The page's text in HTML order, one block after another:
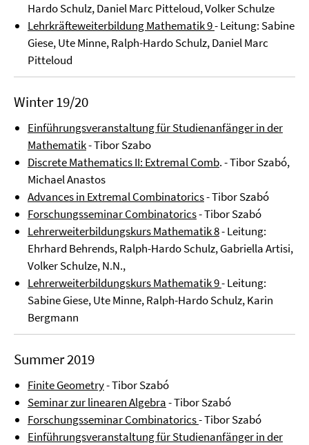
Hardo Schulz, Daniel Marc Pitteloud, Volker Schulze
Lehrkräfteweiterbildung Mathematik 9- Leitung: Sabine
Giese, Ute Minne, Ralph-Hardo Schulz, Daniel Marc
Pitteloud
Winter 19/20
Einführungsveranstaltung für Studienanfänger in der
Mathematik- Tibor Szabo
Discrete Mathematics II: Extremal Comb. - Tibor Szabó,
Michael Anastos
Advances in Extremal Combinatorics- Tibor Szabó
Forschungsseminar Combinatorics- Tibor Szabó
Lehrerweiterbildungskurs Mathematik 8- Leitung:
Ehrhard Behrends, Ralph-Hardo Schulz, Gabriella Artisi,
Volker Schulze, N.N.,
Lehrerweiterbildungskurs Mathematik 9- Leitung:
Sabine Giese, Ute Minne, Ralph-Hardo Schulz, Karin
Bergmann
Summer 2019
Finite Geometry- Tibor Szabó
Seminar zur linearen Algebra- Tibor Szabó
Forschungsseminar Combinatorics- Tibor Szabó
Einführungsveranstaltung für Studienanfänger in der